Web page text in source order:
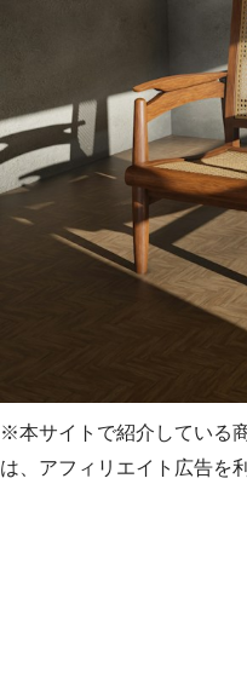
※本サイトで紹介している
は、アフィリエイト広告を